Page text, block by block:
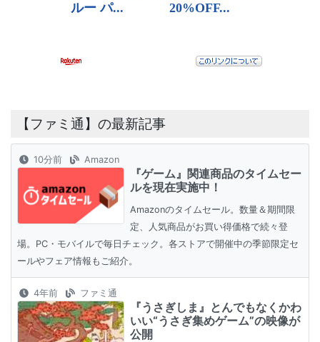
【ファミ通】の最新記事
10分前 Amazon
『ゲーム』関連商品のタイムセー
ルを現在実施中！
Amazonのタイムセール。数量＆期間限
定、人気商品がお買い得価格で続々登
場。PC・モバイルで毎日チェック。各ストアで開催中の季節限定セ
ールやフェア情報もご紹介。
4年前 ファミ通
『うさぎしま』とんでもなくかわ
いい“うさぎ集めゲーム”の映像が
公開